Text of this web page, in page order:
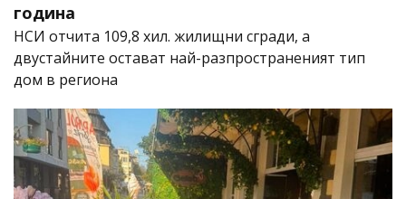
година
НСИ отчита 109,8 хил. жилищни сгради, а
двустайните остават най-разпространеният тип
дом в региона